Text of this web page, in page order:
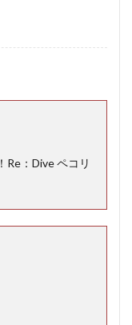
Re：Dive ペコリ